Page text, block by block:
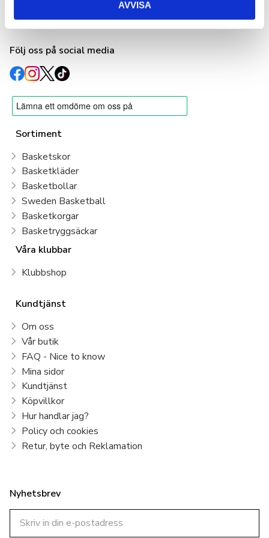
AVVISA
Tel: 08-618 33 10
Följ oss på social media
Sortiment
Basketskor
Basketkläder
Basketbollar
Sweden Basketball
Basketkorgar
Basketryggsäckar
Våra klubbar
Klubbshop
Kundtjänst
Om oss
Vår butik
FAQ - Nice to know
Mina sidor
Kundtjänst
Köpvillkor
Hur handlar jag?
Policy och cookies
Retur, byte och Reklamation
Nyhetsbrev